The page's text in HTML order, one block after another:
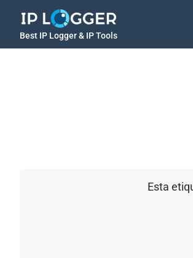
Best IP Logger & IP Tools